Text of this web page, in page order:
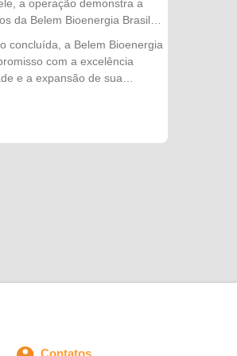
a operação demonstra a
da Belem Bioenergia Brasil e
representa muito
de um produto. É o
entre nossas equipes,
concluída, a Belem Bioenergia
com a excelência
e a expansão de sua
Contatos